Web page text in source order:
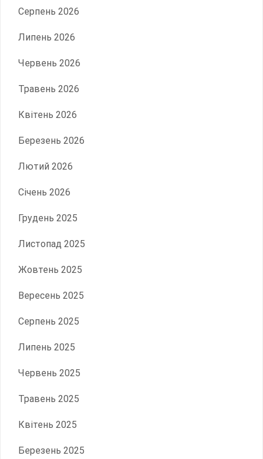
Серпень 2026
Липень 2026
Червень 2026
Травень 2026
Квітень 2026
Березень 2026
Лютий 2026
Січень 2026
Грудень 2025
Листопад 2025
Жовтень 2025
Вересень 2025
Серпень 2025
Липень 2025
Червень 2025
Травень 2025
Квітень 2025
Березень 2025